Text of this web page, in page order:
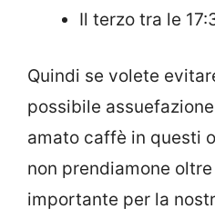
Il terzo tra le
Quindi se volete
possibile
amato caffè in questi
non prendiamone
importante per la